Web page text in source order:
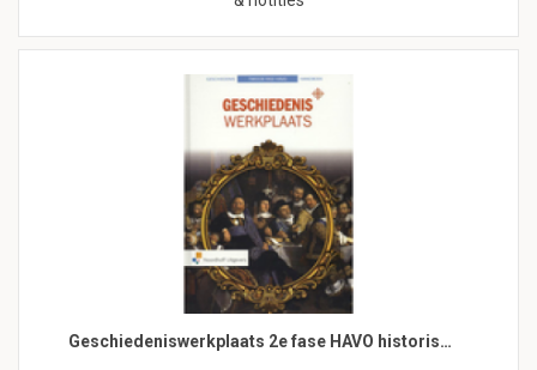
Geschiedeniswerkplaats 2e fase HAVO historis…